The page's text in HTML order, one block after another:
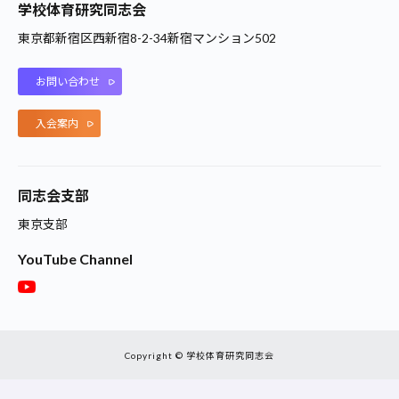
学校体育研究同志会
東京都新宿区西新宿8-2-34新宿マンション502
お問い合わせ
入会案内
同志会支部
東京支部
YouTube Channel
Copyright © 学校体育研究同志会